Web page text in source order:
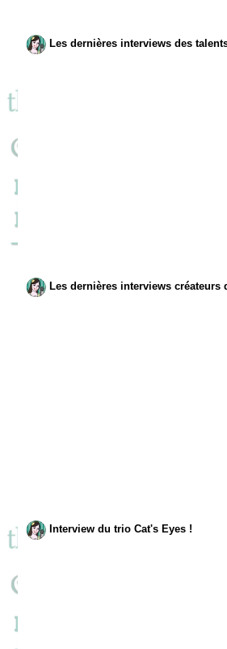
Les dernières interviews des
Les dernières interviews créateurs
Interview du trio Cat's Eyes !